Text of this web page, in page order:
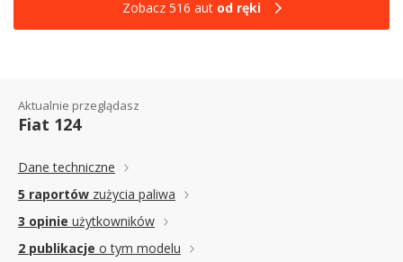
Zobacz 516 aut od ręki
Aktualnie przeglądasz
Fiat 124
Dane techniczne
5 raportów zużycia paliwa
3 opinie użytkowników
2 publikacje o tym modelu